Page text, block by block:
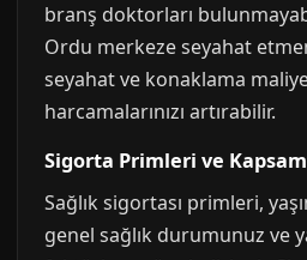
branş doktorları
Ordu merkeze seyahat
seyahat ve konaklama
harcamalarınızı artırabilir.
Sigorta Primleri ve
Sağlık sigortası primleri,
genel sağlık durumunuz ve